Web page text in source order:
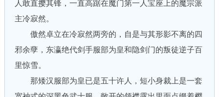
人敢直撄其锋，一直高踞在魔门第一人宝座上的魔宗派
主冷寂然。
傲然卓立在冷寂然两旁的，自是与其形影不离的四
邪余孽，东瀛绝代剑手服部为皇和隐剑门的叛徒逆子百
里惊雪。
那矮汉服部为皇已是五十许人，短小身裁上是一套